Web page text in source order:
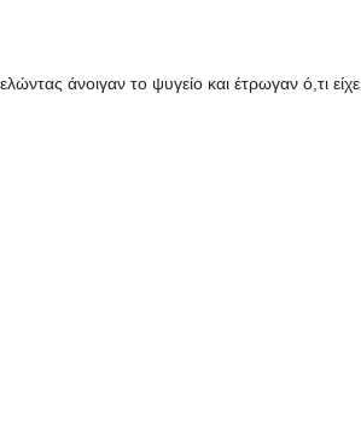
άνοιγαν το ψυγείο και έτρωγαν ό,τι είχε